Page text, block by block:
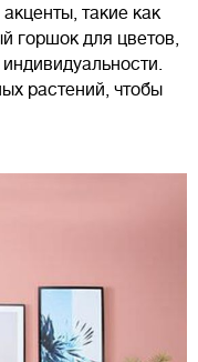
такие как
горшок для цветов,
растений, чтобы